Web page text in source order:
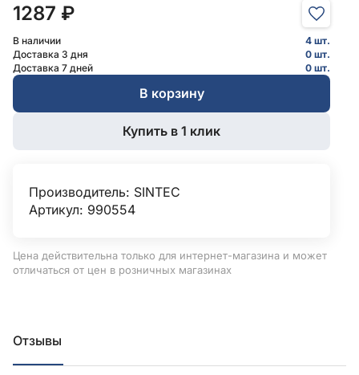
1287 ₽
В наличии
4 шт.
Доставка 3 дня
0 шт.
Доставка 7 дней
0 шт.
В корзину
Купить в 1 клик
Производитель: SINTEC
Артикул: 990554
Цена действительна только для интернет-магазина и может
отличаться от цен в розничных магазинах
Отзывы